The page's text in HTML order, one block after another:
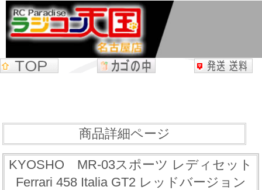
商品詳細ページ
KYOSHO MR-03スポーツ レディセット
Ferrari 458 Italia GT2 レッドバージョン